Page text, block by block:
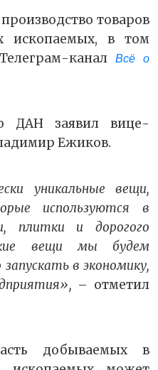
товаров
ископаемых, в том
каналВсё о
ДАН заявил вице-
Ежиков.
уникальные вещи,
используются в
плитки и дорогого
вещи мы будем
в экономику,
– отметил
добываемых в